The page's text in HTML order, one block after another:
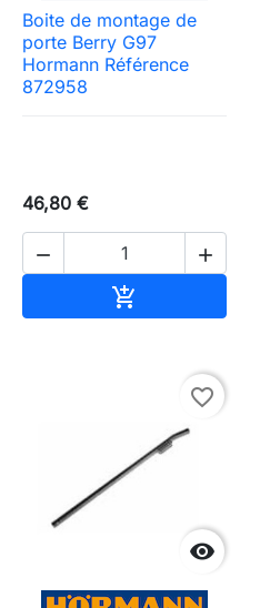
Boite de montage de
porte Berry G97
Hormann Référence
872958
46,80 €
 


favorite_border